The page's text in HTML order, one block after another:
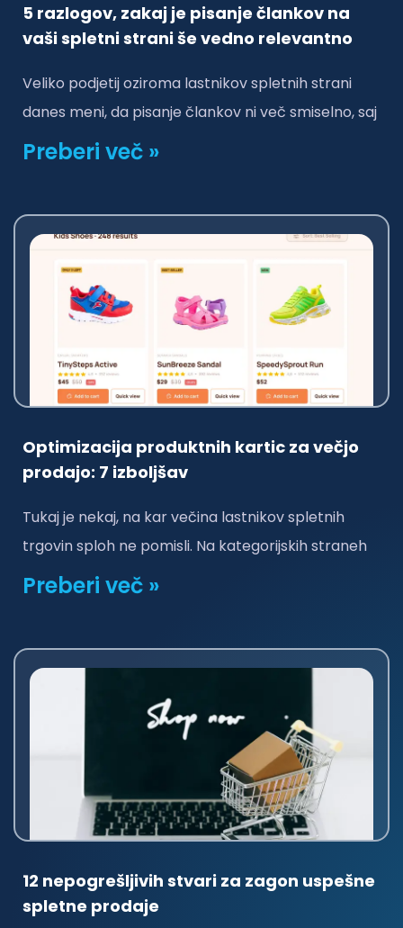
5 razlogov, zakaj je pisanje člankov na
vaši spletni strani še vedno relevantno
Veliko podjetij oziroma lastnikov spletnih strani
danes meni, da pisanje člankov ni več smiselno, saj
Preberi več »
Optimizacija produktnih kartic za večjo
prodajo: 7 izboljšav
Tukaj je nekaj, na kar večina lastnikov spletnih
trgovin sploh ne pomisli. Na kategorijskih straneh
Preberi več »
12 nepogrešljivih stvari za zagon uspešne
spletne prodaje